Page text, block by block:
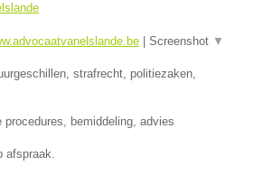
Screenshot ▼
strafrecht, politiezaken,
procedures, bemiddeling, advies
afspraak.